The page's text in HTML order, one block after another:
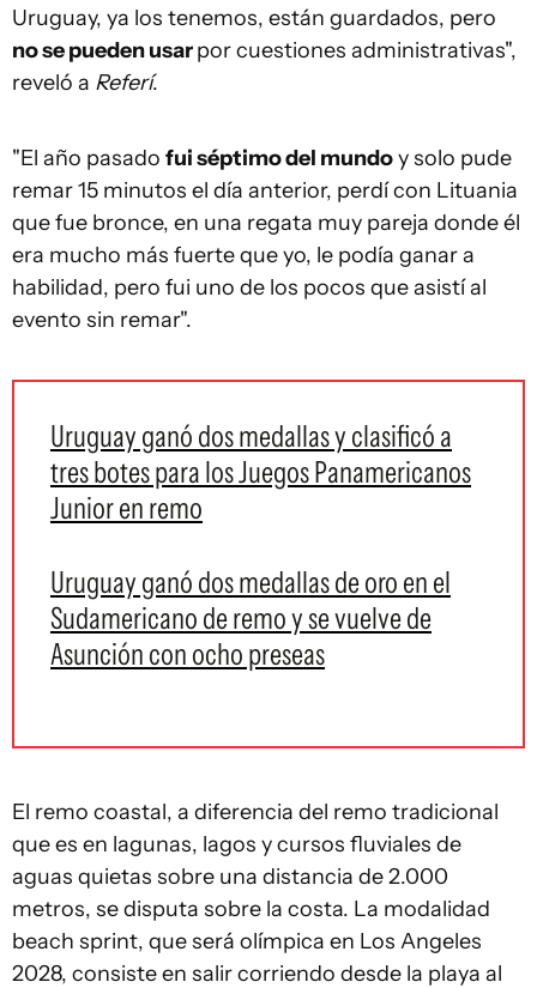
Uruguay, ya los tenemos, están guardados, pero
no se pueden usarpor cuestiones administrativas",
reveló a Referí.
"El año pasado fui séptimo del mundoy solo pude
remar 15 minutos el día anterior, perdí con Lituania
que fue bronce, en una regata muy pareja donde él
era mucho más fuerte que yo, le podía ganar a
habilidad, pero fui uno de los pocos que asistí al
evento sin remar".
Uruguay ganó dos medallas y clasificó a
tres botes para los Juegos Panamericanos
Junior en remo
Uruguay ganó dos medallas de oro en el
Sudamericano de remo y se vuelve de
Asunción con ocho preseas
El remo coastal, a diferencia del remo tradicional
que es en lagunas, lagos y cursos fluviales de
aguas quietas sobre una distancia de 2.000
metros, se disputa sobre la costa. La modalidad
beach sprint, que será olímpica en Los Angeles
2028, consiste en salir corriendo desde la playa al